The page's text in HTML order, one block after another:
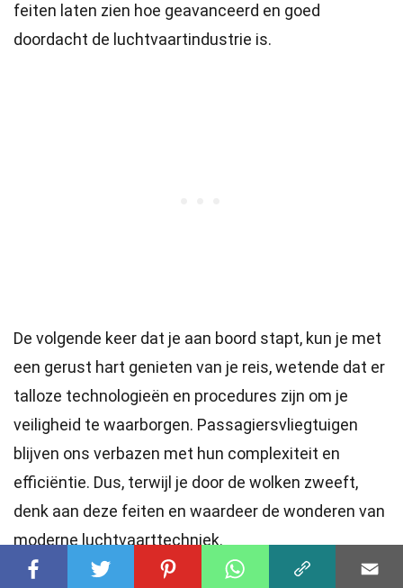
feiten laten zien hoe geavanceerd en goed
doordacht de luchtvaartindustrie is.
De volgende keer dat je aan boord stapt, kun je met
een gerust hart genieten van je reis, wetende dat er
talloze technologieën en procedures zijn om je
veiligheid te waarborgen. Passagiersvliegtuigen
blijven ons verbazen met hun complexiteit en
efficiëntie. Dus, terwijl je door de wolken zweeft,
denk aan deze feiten en waardeer de wonderen van
moderne luchtvaarttechniek.